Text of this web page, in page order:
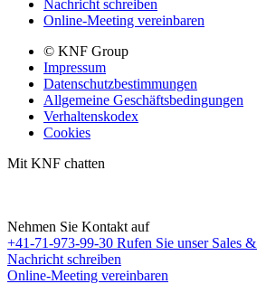
Nachricht schreiben
Online-Meeting vereinbaren
© KNF Group
Impressum
Datenschutzbestimmungen
Allgemeine Geschäftsbedingungen
Verhaltenskodex
Cookies
Mit KNF chatten
Nehmen Sie Kontakt auf
+41-71-973-99-30 Rufen Sie unser Sales
Nachricht schreiben
Online-Meeting vereinbaren